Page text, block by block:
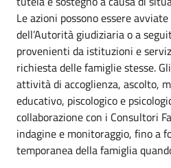
Le azioni possono essere
dell’Autorità giudiziaria o a
provenienti da istituzioni e
richiesta delle famiglie stesse.
attività di accoglienza, ascolto,
educativo, piscologico e
collaborazione con i Consultori
indagine e monitoraggio, fino a
temporanea della famiglia